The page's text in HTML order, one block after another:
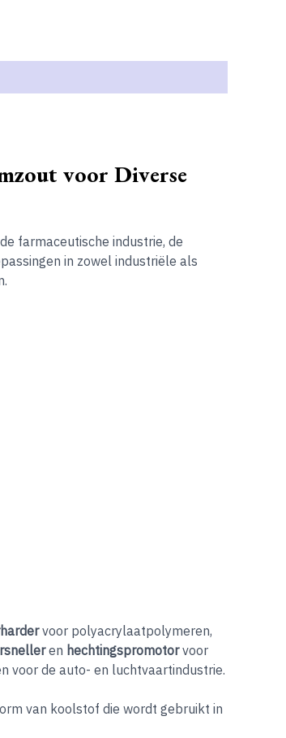
voor Diverse
farmaceutische industrie, de
in zowel industriële als
voor polyacrylaatpolymeren,
en hechtingspromotorvoor
voor de auto- en luchtvaartindustrie.
van koolstof die wordt gebruikt in